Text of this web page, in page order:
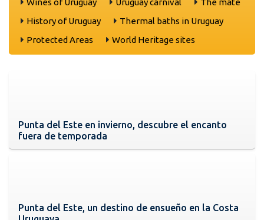
Wines of Uruguay
Uruguay carnival
The mate
History of Uruguay
Thermal baths in Uruguay
Protected Areas
World Heritage sites
Punta del Este en invierno, descubre el encanto
fuera de temporada
Punta del Este, un destino de ensueño en la Costa